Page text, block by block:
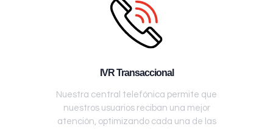
IVR Transaccional
Nuestra central telefónica permite que
nuestros usuarios reciban una mejor
atención, optimizando cada una de las